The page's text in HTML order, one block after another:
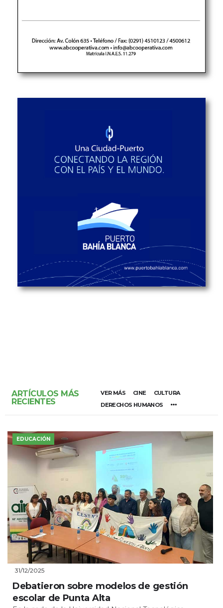
ARTÍCULOS MÁS
RECIENTES
VER MÁS CINE
CULTURA
DERECHOS HUMANOS
EDUCACIÓN
31/12/2025
Debatieron sobre modelos de gestión
escolar de Punta Alta